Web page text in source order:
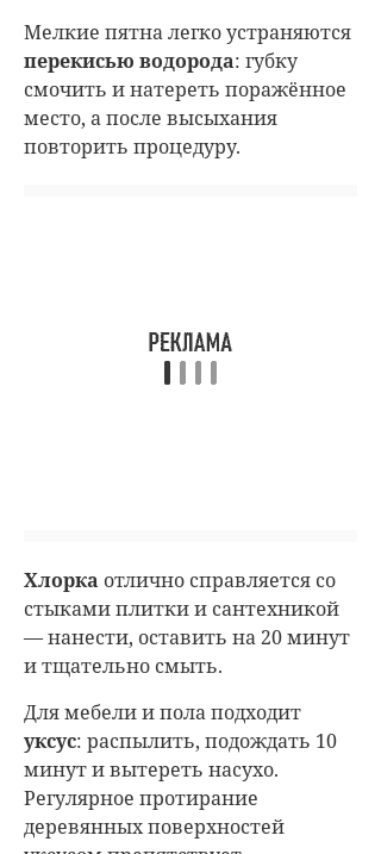
Мелкие пятна легко устраняются
перекисью водорода: губку
смочить и натереть поражённое
место, а после высыхания
повторить процедуру.
Хлорка отлично справляется со
стыками плитки и сантехникой
— нанести, оставить на 20 минут
и тщательно смыть.
Для мебели и пола подходит
уксус: распылить, подождать 10
минут и вытереть насухо.
Регулярное протирание
деревянных поверхностей